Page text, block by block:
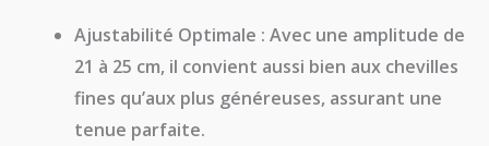
Ajustabilité Optimale : Avec une amplitude de
21 à 25 cm, il convient aussi bien aux chevilles
fines qu’aux plus généreuses, assurant une
tenue parfaite.